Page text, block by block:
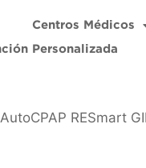
Centros Médicos
Personalizada
RESmart GII